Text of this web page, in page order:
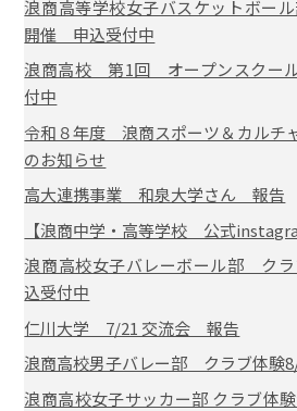
浪商高等学校女子バスケットボー
開催 申込受付中
浪商高校 第1回 オープンスクー
付中
令和８年度 浪商スポーツ＆カルチ
のお知らせ
高大連携事業 和泉大学さん 報告
【浪商中学・高等学校 公式
浪商高校女子バレーボール部 ク
込受付中
仁川大学 7/21 交流会 報告
浪商高校男子バレー部 クラブ体験
浪商高校女子サッカー部 クラブ体